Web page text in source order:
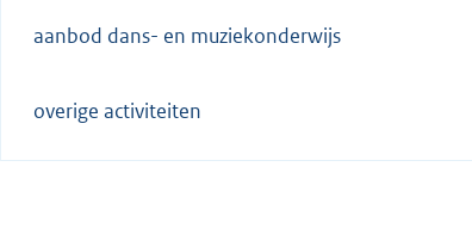
aanbod dans- en muziekonderwijs
overige activiteiten